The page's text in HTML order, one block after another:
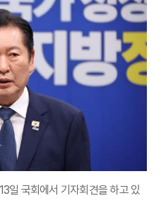
일 국회에서 기자회견을 하고 있